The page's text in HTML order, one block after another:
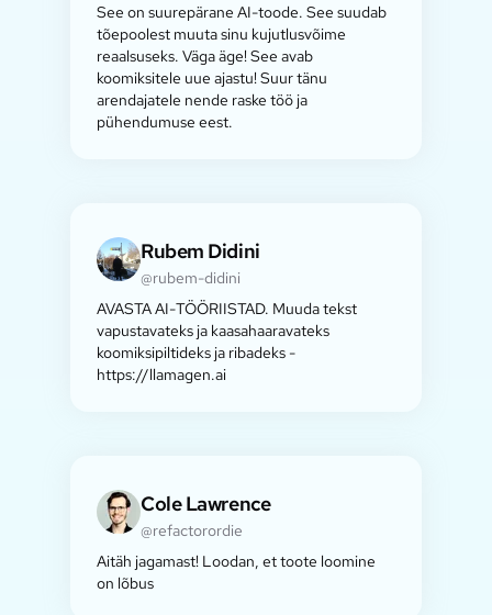
See on suurepärane AI-toode. See suudab
tõepoolest muuta sinu kujutlusvõime
reaalsuseks. Väga äge! See avab
koomiksitele uue ajastu! Suur tänu
arendajatele nende raske töö ja
pühendumuse eest.
Rubem Didini
@rubem-didini
AVASTA AI-TÖÖRIISTAD. Muuda tekst
vapustavateks ja kaasahaaravateks
koomiksipiltideks ja ribadeks -
https://llamagen.ai
Cole Lawrence
@refactorordie
Aitäh jagamast! Loodan, et toote loomine
on lõbus